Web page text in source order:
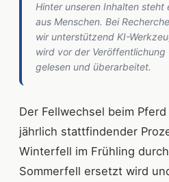
Hinter unseren Inhalten steht
aus Menschen. Bei
wir unterstützend KI-
wird vor der Veröffentlichung
gelesen und überarbeitet.
Der Fellwechsel beim
jährlich stattfindender
Winterfell im Frühling
Sommerfell ersetzt wird